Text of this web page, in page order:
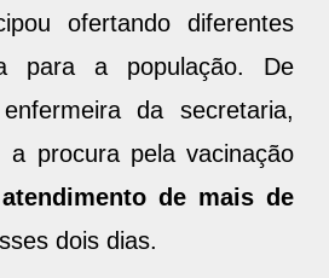
ofertando diferentes
para a população. De
da secretaria,
a procura pela vacinação
atendimento de mais de
dois dias.